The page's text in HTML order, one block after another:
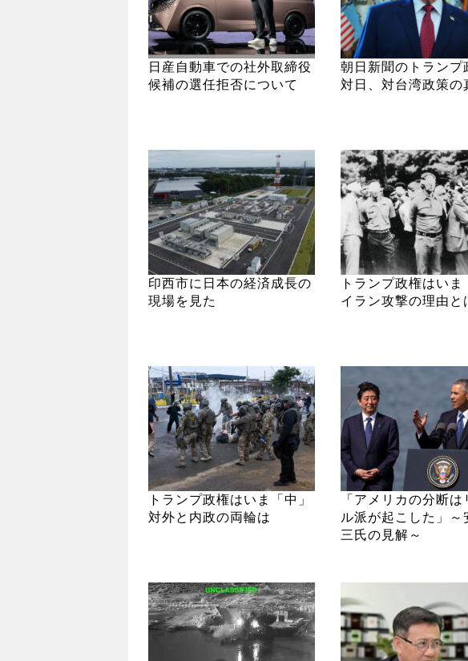
日産自動車での社外取締役
候補の選任拒否について
朝日新聞のトランプ
対日、対台湾政策の
印西市に日本の経済成長の
現場を見た
トランプ政権はいま
イラン攻撃の理由と
トランプ政権はいま「中」
対外と内政の両輪は
「アメリカの分断は
ル派が起こした」～
三氏の見解～